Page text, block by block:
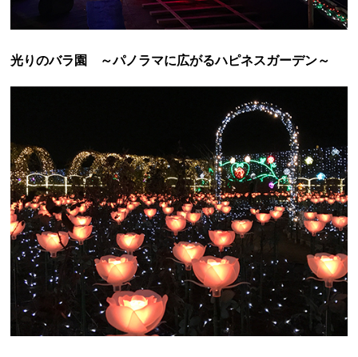
光りのバラ園 ～パノラマに広がるハピネスガーデン～